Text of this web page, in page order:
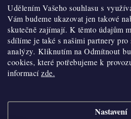
Udělením Vašeho souhlasu s
Vám budeme ukazovat jen takové
skutečně zajímají. K těmto údajům
sdílíme je také s našimi partnery
analýzy. Kliknutím na Odmítnout
cookies, které potřebujeme k
informacízde.
Nastavení
Obchodní podmínky
Hodnocení obchodu
Blog
Moje objednávka
Historie
Kontakty
O nákupu
Reklamace a vratky
Výdejní místa